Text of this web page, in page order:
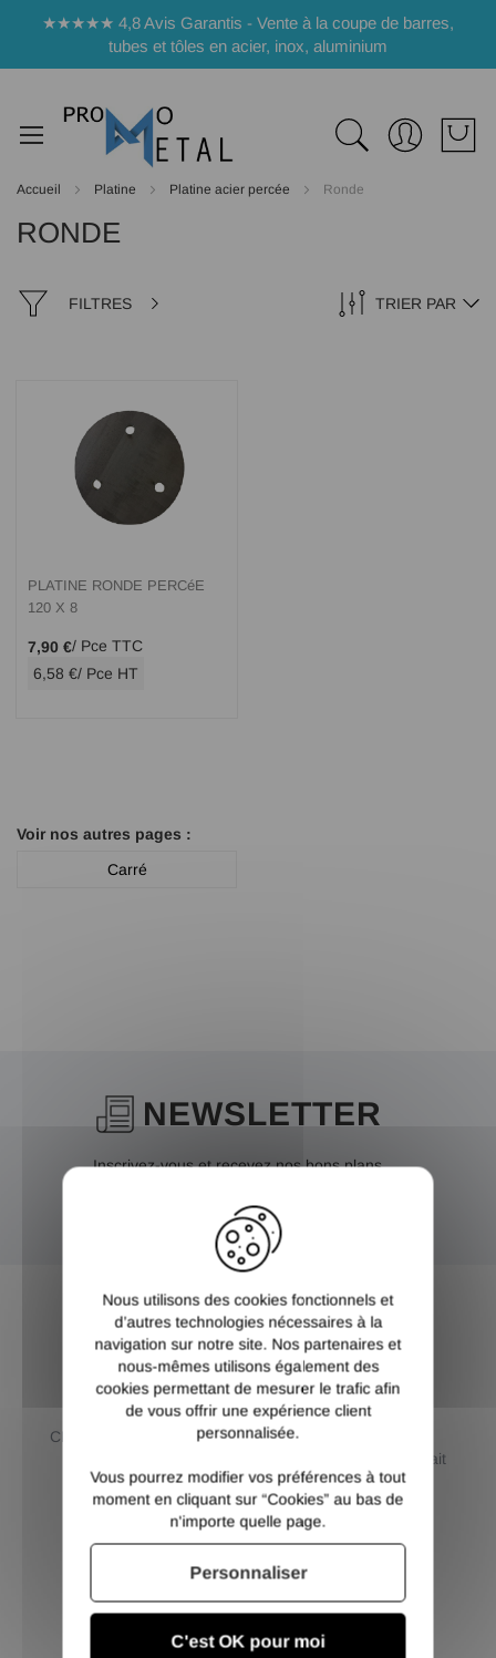
★★★★★ 4,8 Avis Garantis - Vente à la coupe de barres,
tubes et tôles en acier, inox, aluminium
Accueil Platine Platine acier percée Ronde
RONDE
FILTRES TRIER PAR
PLATINE RONDE PERCéE
120 X 8
7,90 €/ Pce TTC
6,58 €/ Pce HT
Voir nos autres pages :
Carré
NEWSLETTER
Inscrivez-vous et recevez nos bons plans
PAIEMENT
SÉCURISÉ
CB / Paypal / 3 et 4 X sans
LIVRAISON AU
CHOIX
Livraison standard ou
premium au choix et retrait
dépôt
vendredi de 9h à 12h et de
Nous utilisons des cookies fonctionnels et
d’autres technologies nécessaires à la
navigation sur notre site. Nos partenaires et
nous-mêmes utilisons également des
cookies permettant de mesurer le trafic afin
de vous offrir une expérience client
personnalisée.
Vous pourrez modifier vos préférences à tout
moment en cliquant sur “Cookies” au bas de
n'importe quelle page.
C'est OK pour moi
Personnaliser